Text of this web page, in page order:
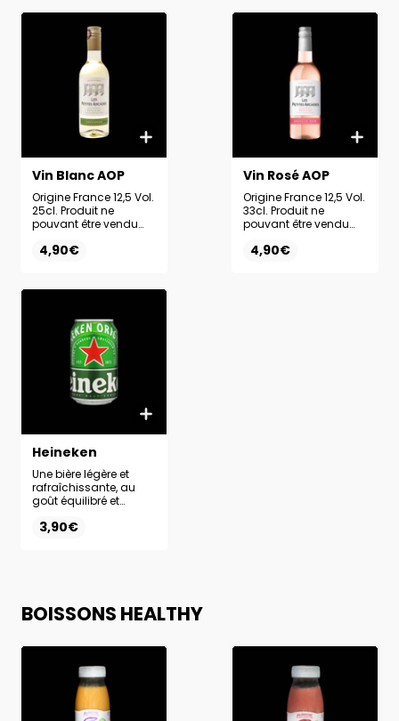
Vin Blanc AOP
Origine France 12,5 Vol.
25cl. Produit ne
pouvant être vendu
mineurs.
4,90€
Vin Rosé AOP
Origine France 12,5 Vol.
33cl. Produit ne
pouvant être vendu
mineurs.
4,90€
Heineken
Une bière légère et
rafraîchissante, au
goût équilibré et
pouvant être vendu
3,90€
BOISSONS HEALTHY